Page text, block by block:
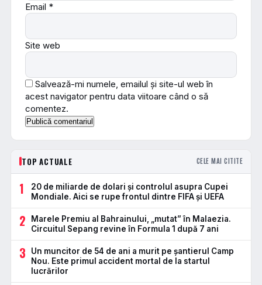
Email *
Site web
Salvează-mi numele, emailul și site-ul web în
acest navigator pentru data viitoare când o să
comentez.
TOP ACTUALE CELE MAI CITITE
1
20 de miliarde de dolari și controlul asupra Cupei
Mondiale. Aici se rupe frontul dintre FIFA și UEFA
2
Marele Premiu al Bahrainului, „mutat” în Malaezia.
Circuitul Sepang revine în Formula 1 după 7 ani
3
Un muncitor de 54 de ani a murit pe șantierul Camp
Nou. Este primul accident mortal de la startul
lucrărilor